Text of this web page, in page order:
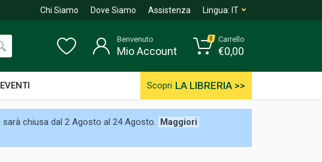
Chi Siamo Dove Siamo Assistenza Lingua: IT
EVENTI Scopri LA LIBRERIA >>
Benvenuto
Mio Account
0 Carrello
€0,00
sarà chiusa dal 2 Agosto al 24 Agosto. Maggiori